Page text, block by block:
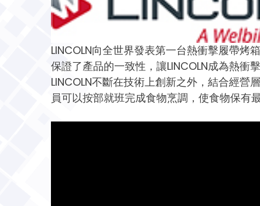
LINCOLN向全世界發表第一台熱衝擊履帶
保證了產品的一致性，讓LINCOLN成為熱衝
LINCOLN不斷在技術上創新之外，結合經
員可以按部就班完成食物烹調，使食物保有